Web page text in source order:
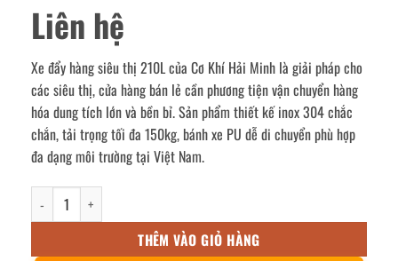
Liên hệ
Xe đẩy hàng siêu thị 210L của Cơ Khí Hải Minh là giải pháp cho
các siêu thị, cửa hàng bán lẻ cần phương tiện vận chuyển hàng
hóa dung tích lớn và bền bỉ. Sản phẩm thiết kế inox 304 chắc
chắn, tải trọng tối đa 150kg, bánh xe PU dễ di chuyển phù hợp
đa dạng môi trường tại Việt Nam.
xe đẩy hàng siêu thị 210L số lượng
THÊM VÀO GIỎ HÀNG